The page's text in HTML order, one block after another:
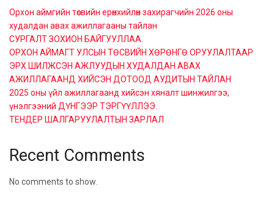
Орхон аймгийн төсвийн ерөнхийлөн захирагчийн 2026 оны
худалдан авах ажиллагааны тайлан
СУРГАЛТ ЗОХИОН БАЙГУУЛЛАА.
ОРХОН АЙМАГТ УЛСЫН ТӨСВИЙН ХӨРӨНГӨ ОРУУЛАЛТААР
ЭРХ ШИЛЖСЭН АЖЛУУДЫН ХУДАЛДАН АВАХ
АЖИЛЛАГААНД ХИЙСЭН ДОТООД АУДИТЫН ТАЙЛАН
2025 оны үйл ажиллагаанд хийсэн хяналт шинжилгээ,
үнэлгээний ДҮНГЭЭР ТЭРГҮҮЛЛЭЭ.
ТЕНДЕР ШАЛГАРУУЛАЛТЫН ЗАРЛАЛ
Recent Comments
No comments to show.